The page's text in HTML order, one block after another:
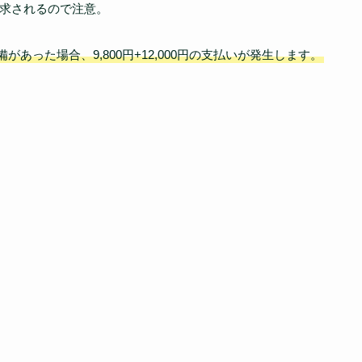
されるので注意。
があった場合、9,800円+12,000円の支払いが発生します。